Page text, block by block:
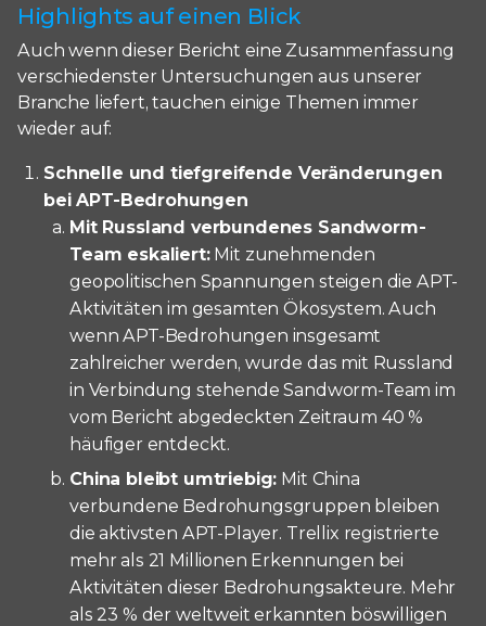
Highlights auf einen Blick
Auch wenn dieser Bericht eine Zusammenfassung
verschiedenster Untersuchungen aus unserer
Branche liefert, tauchen einige Themen immer
wieder auf:
Schnelle und tiefgreifende Veränderungen
bei APT-Bedrohungen
Mit Russland verbundenes Sandworm-
Team eskaliert:Mit zunehmenden
geopolitischen Spannungen steigen die APT-
Aktivitäten im gesamten Ökosystem. Auch
wenn APT-Bedrohungen insgesamt
zahlreicher werden, wurde das mit Russland
in Verbindung stehende Sandworm-Team im
vom Bericht abgedeckten Zeitraum 40 %
häufiger entdeckt.
China bleibt umtriebig: Mit China
verbundene Bedrohungsgruppen bleiben
die aktivsten APT-Player. Trellix registrierte
mehr als 21 Millionen Erkennungen bei
Aktivitäten dieser Bedrohungsakteure. Mehr
als 23 % der weltweit erkannten böswilligen